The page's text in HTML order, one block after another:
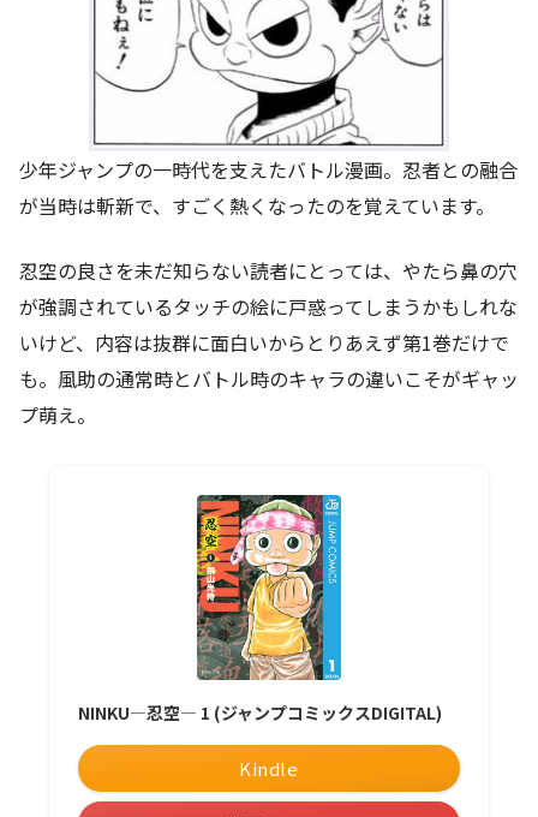
少年ジャンプの一時代を支えたバトル漫画。忍者との融合
が当時は斬新で、すごく熱くなったのを覚えています。
忍空の良さを未だ知らない読者にとっては、やたら鼻の穴
が強調されているタッチの絵に戸惑ってしまうかもしれな
いけど、内容は抜群に面白いからとりあえず第1巻だけで
も。風助の通常時とバトル時のキャラの違いこそがギャッ
プ萌え。
NINKU―忍空― 1 (ジャンプコミックスDIGITAL)
Kindle